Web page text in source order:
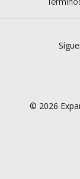
© 2026